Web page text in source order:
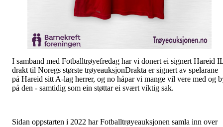
I samband med Fotballtrøyefredag har vi donert ei signert Hareid
drakt til Noregs største trøyeauksjonDrakta er signert av spelarane
på Hareid sitt A-lag herrer, og no håpar vi mange vil vere med og
på den - samtidig som ein støttar ei svært viktig sak.
Sidan oppstarten i 2022 har Fotballtrøyeauksjonen samla inn over